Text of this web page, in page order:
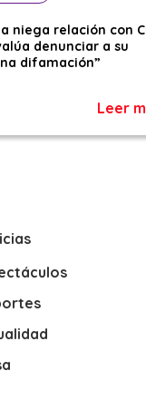
niega relación con
denunciar a su
difamación”
Leer